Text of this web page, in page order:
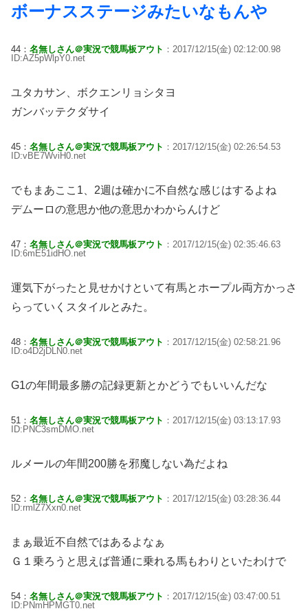
ボーナスステージみたいなもんや
44： 名無しさん＠実況で競馬板アウト ：2017/12/15(金) 02:12:00.98
ID:AZ5pWlpY0.net
ユタカサン、ボクエンリョシタヨ
ガンバッテクダサイ
45： 名無しさん＠実況で競馬板アウト ：2017/12/15(金) 02:26:54.53
ID:vBE7WviH0.net
でもまあここ1、2週は確かに不自然な感じはするよね
デムーロの意思か他の意思かわからんけど
47： 名無しさん＠実況で競馬板アウト ：2017/12/15(金) 02:35:46.63
ID:6mE51idHO.net
運気下がったと見せかけといて有馬とホープル両方かっさ
らっていくスタイルとみた。
48： 名無しさん＠実況で競馬板アウト ：2017/12/15(金) 02:58:21.96
ID:o4D2jDLN0.net
G1の年間最多勝の記録更新とかどうでもいいんだな
51： 名無しさん＠実況で競馬板アウト ：2017/12/15(金) 03:13:17.93
ID:PNC3smDMO.net
ルメールの年間200勝を邪魔しない為だよね
52： 名無しさん＠実況で競馬板アウト ：2017/12/15(金) 03:28:36.44
ID:rmlZ7Xxn0.net
まぁ最近不自然ではあるよなぁ
Ｇ１乗ろうと思えば普通に乗れる馬もわりといたわけで
54： 名無しさん＠実況で競馬板アウト ：2017/12/15(金) 03:47:00.51
ID:PNmHPMGT0.net